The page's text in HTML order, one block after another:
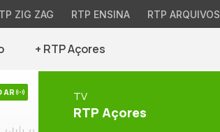
ZIG ZAG RTP ENSINA RTP ARQUIVOS
+ RTP Açores
AR TV
RTP Açores